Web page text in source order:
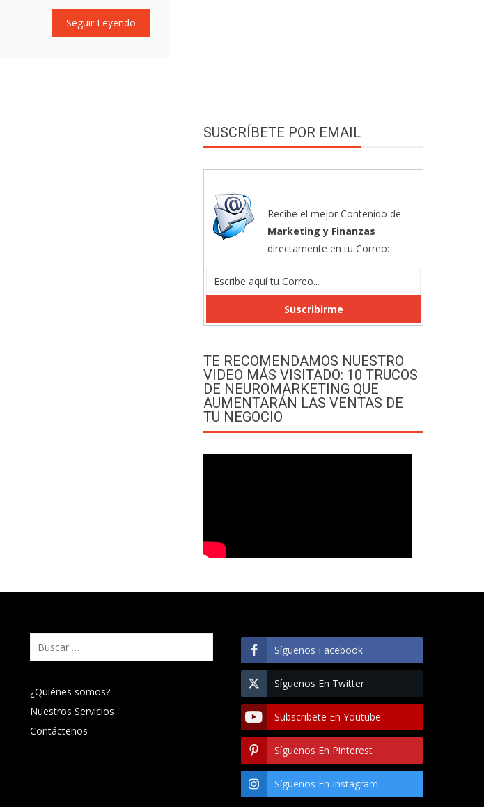
Seguir Leyendo
SUSCRÍBETE POR EMAIL
Recibe el mejor Contenido de
Marketing y Finanzas
directamente en tu Correo:
TE RECOMENDAMOS NUESTRO
VIDEO MÁS VISITADO: 10 TRUCOS
DE NEUROMARKETING QUE
AUMENTARÁN LAS VENTAS DE
TU NEGOCIO
Buscar:
¿Quiénes somos?
Nuestros Servicios
Contáctenos
Síguenos Facebook
Síguenos En Twitter
Subscribete En Youtube
Síguenos En Pinterest
Síguenos En Instagram